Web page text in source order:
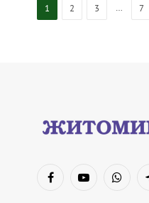
1 2 3 … 7
FacebookYouTube